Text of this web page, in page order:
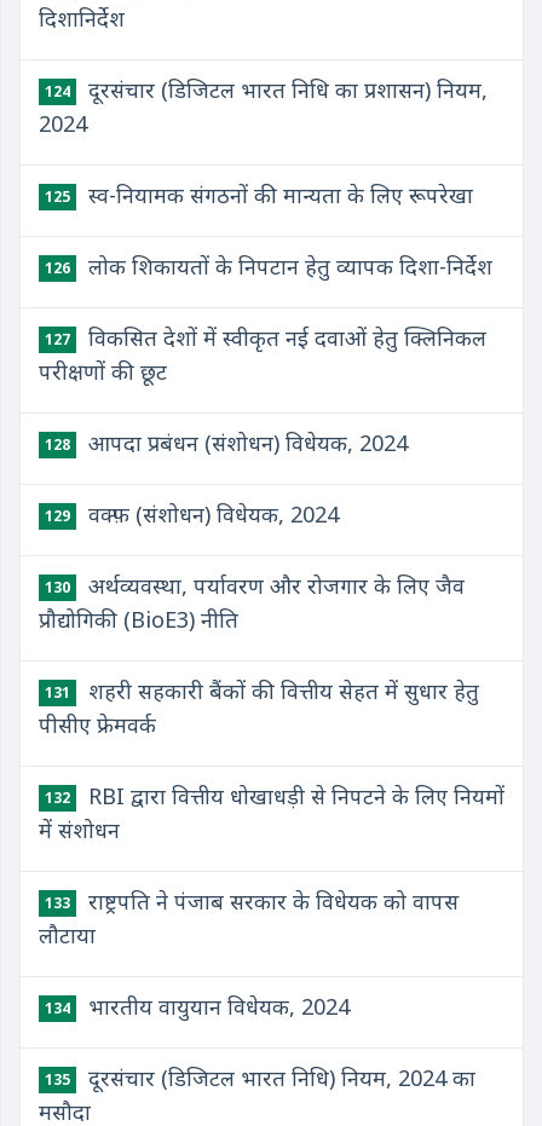
दिशानिर्देश
124
दूरसंचार (डिजिटल भारत निधि का प्रशासन) नियम,
2024
125 ​स्व-नियामक संगठनों की मान्यता के लिए रूपरेखा
126 ​लोक शिकायतों के निपटान हेतु व्यापक दिशा-निर्देश
127
​विकसित देशों में स्वीकृत नई दवाओं हेतु क्लिनिकल
परीक्षणों की छूट
128 आपदा प्रबंधन (संशोधन) विधेयक, 2024
129 ​वक्फ़ (संशोधन) विधेयक, 2024
130
​अर्थव्यवस्था, पर्यावरण और रोजगार के लिए जैव
प्रौद्योगिकी (BioE3) नीति
131
शहरी सहकारी बैंकों की वित्तीय सेहत में सुधार हेतु
पीसीए फ्रेमवर्क
132
RBI द्वारा वित्तीय धोखाधड़ी से निपटने के लिए नियमों
में संशोधन
133
राष्ट्रपति ने पंजाब सरकार के विधेयक को वापस
लौटाया
134 भारतीय वायुयान विधेयक, 2024
135
दूरसंचार (डिजिटल भारत निधि) नियम, 2024 का
मसौदा